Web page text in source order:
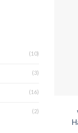
(10)
(3)
(16)
(2)